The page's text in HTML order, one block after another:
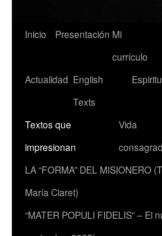
Inicio Presentación Mi
currículo
Actualidad English
Texts
Textos que
impresionan
Vida
LA “FORMA” DEL MISIONERO
María Claret)
“MATER POPULI FIDELIS” –